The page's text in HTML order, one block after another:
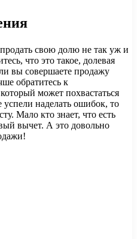
свою долю не так уж и
что это такое, долевая
вы совершаете продажу
обратитесь к
может похвастаться
наделать ошибок, то
Мало кто знает, что есть
вычет. А это довольно